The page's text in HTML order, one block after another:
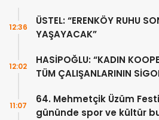
ÜSTEL: “ERENKÖY RUHU
YAŞAYACAK”
12:36
HASİPOĞLU: “KADIN
TÜM ÇALIŞANLARININ
12:02
64. Mehmetçik Üzüm
gününde spor ve kültür
11:07